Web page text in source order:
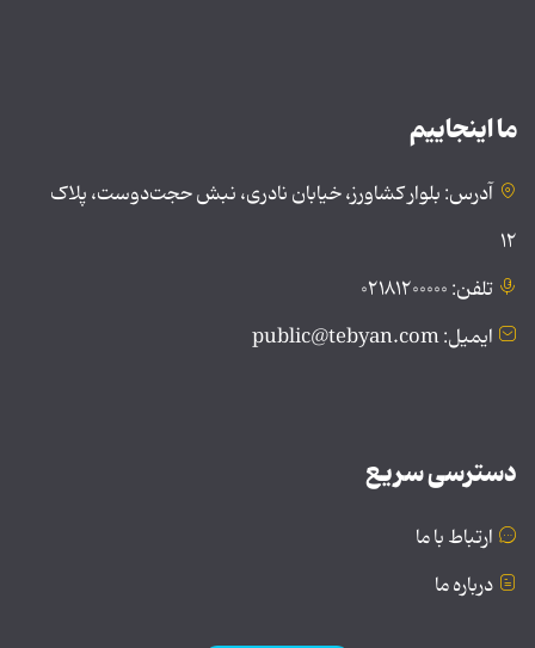
ما اینجاییم
آدرس: بلوار کشاورز، خیابان نادری، نبش حجت‌دوست، پلاک
۱۲
تلفن: ۰۲۱۸۱۲۰۰۰۰۰
ایمیل: public@tebyan.com
دسترسی سریع
ارتباط با ما
درباره ما